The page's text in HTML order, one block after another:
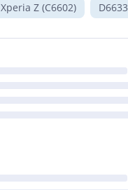
Xperia Z (C6602)
D6633